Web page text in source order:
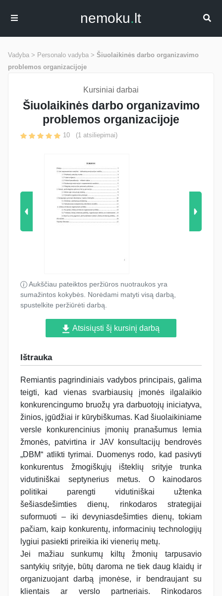
nemoku.lt
Vadyba > Personalo vadyba > Šiuolaikinės darbo organizavimo
problemos organizacijoje
Kursiniai darbai
Šiuolaikinės darbo organizavimo
problemos organizacijoje
10 (1 atsiliepimai)
Aukščiau pateiktos peržiūros nuotraukos yra
sumažintos kokybės. Norėdami matyti visą darbą,
spustelkite peržiūrėti darbą.
Atsisiųsti šį kursinį darbą
Ištrauka
Remiantis pagrindiniais vadybos principais, galima
teigti, kad vienas svarbiausių įmonės ilgalaikio
konkurencingumo bruožų yra darbuotojų iniciatyva,
žinios, įgūdžiai ir kūrybiškumas. Kad šiuolaikiniame
versle konkurencinius įmonių pranašumus lemia
žmonės, patvirtina ir JAV konsultacijų bendrovės
„DBM“ atlikti tyrimai. Duomenys rodo, kad pasivyti
konkurentus žmogiškųjų išteklių srityje trunka
vidutiniškai septynerius metus. O kainodaros
politikai parengti vidutiniškai užtenka
šešiasdešimties dienų, rinkodaros strategijai
suformuoti – iki devyniasdešimties dienų, tokiam
pačiam, kaip konkurentų, informacinių technologijų
lygiui pasiekti prireikia iki vienerių metų.
Jei mažiau sunkumų kiltų žmonių tarpusavio
santykių srityje, būtų daroma ne tiek daug klaidų ir
organizuojant darbą įmonėse, ir bendraujant su
klientais ar verslo partneriais. Rinkodaros